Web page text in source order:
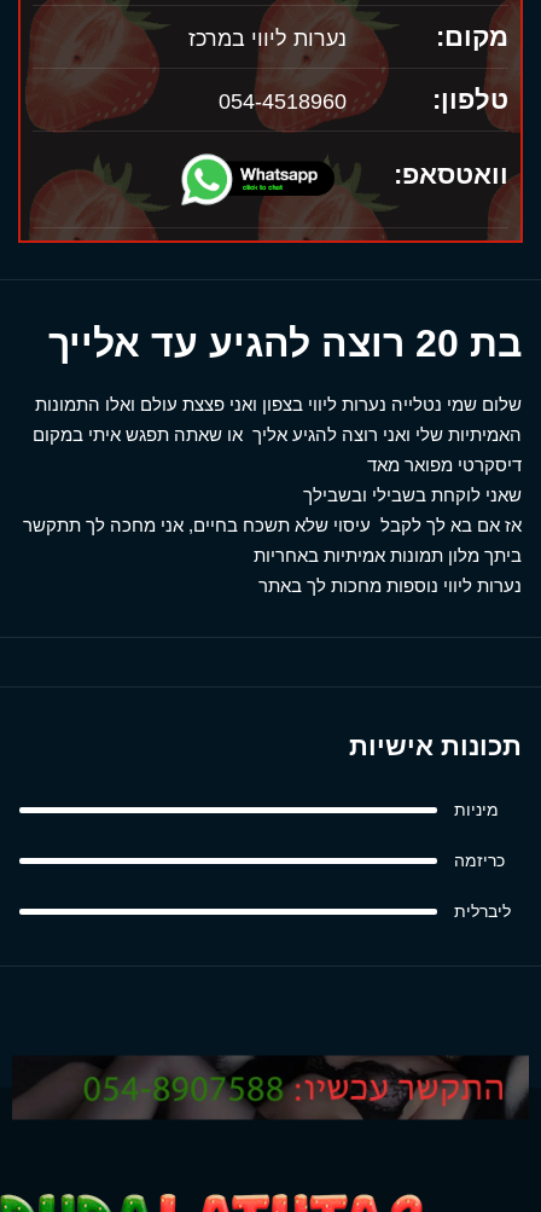
מקום: נערות ליווי במרכז
טלפון: 054-4518960
וואטסאפ:
בת 20 רוצה להגיע עד אלייך
שלום שמי נטלייה נערות ליווי בצפון ואני פצצת עולם ואלו התמונות
האמיתיות שלי ואני רוצה להגיע אליך או שאתה תפגש איתי במקום
דיסקרטי מפואר מאד
שאני לוקחת בשבילי ובשבילך
אז אם בא לך לקבל עיסוי שלא תשכח בחיים, אני מחכה לך תתקשר
ביתך מלון תמונות אמיתיות באחריות
נערות ליווי נוספות מחכות לך באתר
תכונות אישיות
מיניות
כריזמה
ליברלית